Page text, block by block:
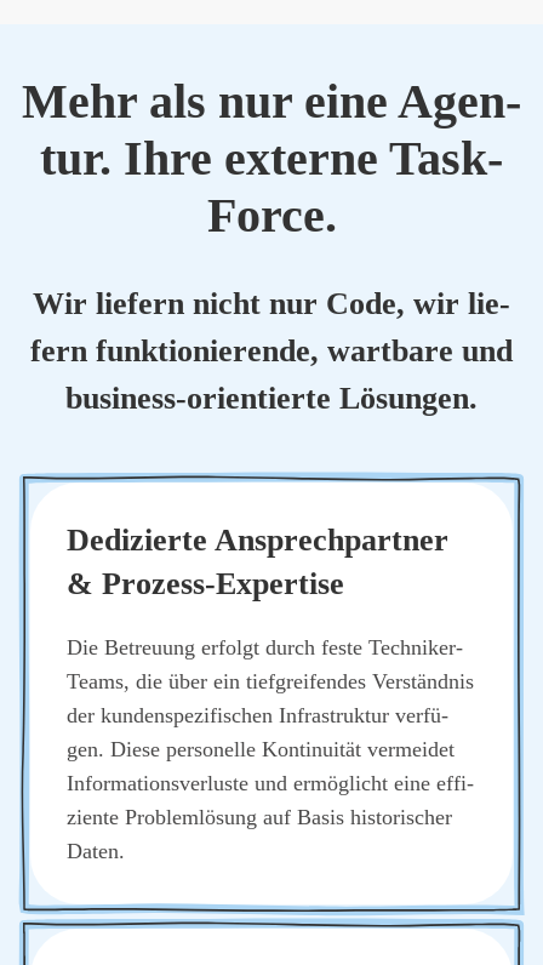
Mehr als nur eine Agen­
tur. Ihre exter­ne Task-
Force.
Wir lie­fern nicht nur Code, wir lie­
fern funk­tio­nie­ren­de, wart­ba­re und
busi­ness-ori­en­tier­te Lösun­gen.
Dedi­zier­te Ansprech­part­ner
& Pro­zess-Exper­ti­se
Die Betreu­ung erfolgt durch fes­te Tech­ni­ker-
Teams, die über ein tief­grei­fen­des Ver­ständ­nis
der kun­den­spe­zi­fi­schen Infra­struk­tur ver­fü­
gen. Die­se per­so­nel­le Kon­ti­nui­tät ver­mei­det
Infor­ma­ti­ons­ver­lus­te und ermög­licht eine effi­
zi­en­te Pro­blem­lö­sung auf Basis his­to­ri­scher
Daten.